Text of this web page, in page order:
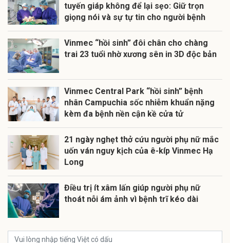
tuyến giáp không để lại sẹo: Giữ trọn
giọng nói và sự tự tin cho người bệnh
Vinmec “hồi sinh” đôi chân cho chàng
trai 23 tuổi nhờ xương sên in 3D độc bản
Vinmec Central Park “hồi sinh” bệnh
nhân Campuchia sốc nhiễm khuẩn nặng
kèm đa bệnh nền cận kề cửa tử
21 ngày nghẹt thở cứu người phụ nữ mắc
uốn ván nguy kịch của ê-kíp Vinmec Hạ
Long
Điều trị ít xâm lấn giúp người phụ nữ
thoát nỗi ám ảnh vì bệnh trĩ kéo dài